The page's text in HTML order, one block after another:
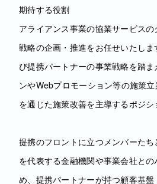
期待する役割
アライアンス事業の協業サービス
戦略の企画・推進をお任せいたしま
び提携パートナーの事業戦略を踏
ンやWebプロモーション等の施策
を通じた施策改善を主導するポジシ
提携のフロントに立つメンバーた
を代表する金融機関や事業会社と
め、提携パートナーが持つ顧客基